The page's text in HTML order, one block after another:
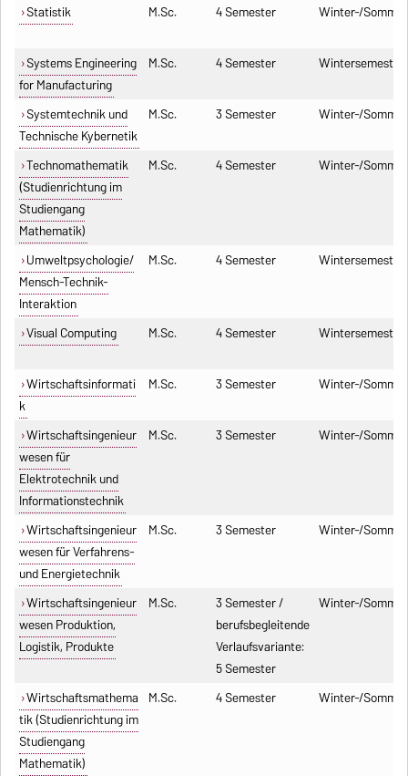
Statistik M.Sc. 4 Semester Winter-/
Systems Engineering
for Manufacturing
M.Sc. 4 Semester Wintersemester
Systemtechnik und
Technische Kybernetik
M.Sc. 3 Semester Winter-/
Technomathematik
(Studienrichtung im
Studiengang
Mathematik)
M.Sc. 4 Semester Winter-/
Umweltpsychologie/
Mensch-Technik-
Interaktion
M.Sc. 4 Semester Wintersemester
Visual Computing M.Sc. 4 Semester Wintersemester
Wirtschaftsinformati
k
M.Sc. 3 Semester Winter-/
Wirtschaftsingenieur
wesen für
Elektrotechnik und
Informationstechnik
M.Sc. 3 Semester Winter-/
Wirtschaftsingenieur
wesen für Verfahrens-
und Energietechnik
M.Sc. 3 Semester Winter-/
Wirtschaftsingenieur
wesen Produktion,
Logistik, Produkte
M.Sc.
3 Semester /
berufsbegleitende
Verlaufsvariante:
5 Semester
Winter-/
Wirtschaftsmathema
tik (Studienrichtung im
Studiengang
Mathematik)
M.Sc. 4 Semester Winter-/